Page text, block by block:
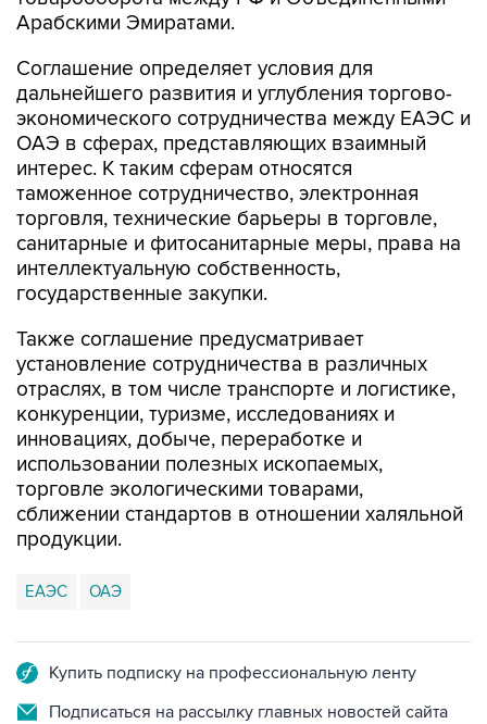
Арабскими Эмиратами.
Соглашение определяет условия для
дальнейшего развития и углубления торгово-
экономического сотрудничества между ЕАЭС и
ОАЭ в сферах, представляющих взаимный
интерес. К таким сферам относятся
таможенное сотрудничество, электронная
торговля, технические барьеры в торговле,
санитарные и фитосанитарные меры, права на
интеллектуальную собственность,
государственные закупки.
Также соглашение предусматривает
установление сотрудничества в различных
отраслях, в том числе транспорте и логистике,
конкуренции, туризме, исследованиях и
инновациях, добыче, переработке и
использовании полезных ископаемых,
торговле экологическими товарами,
сближении стандартов в отношении халяльной
продукции.
ЕАЭС ОАЭ
Купить подписку на профессиональную ленту
Подписаться на рассылку главных новостей сайта